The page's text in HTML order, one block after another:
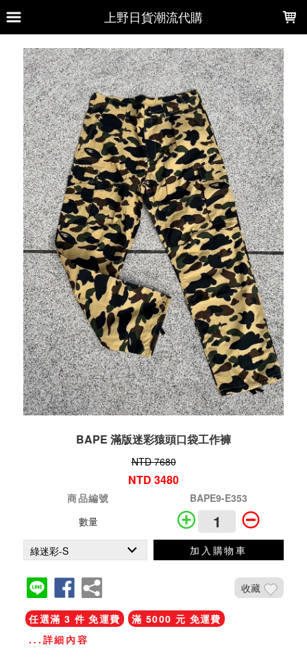
上野日貨潮流代購
BAPE 滿版迷彩猿頭口袋工作褲
NTD 7680
NTD 3480
商品編號
BAPE9-E353
數量
加入購物車
收藏
任選滿 3 件 免運費
滿 5000 元 免運費
...詳細內容